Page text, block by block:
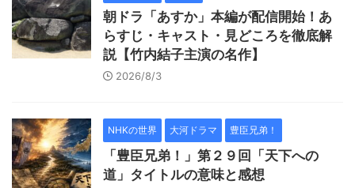
朝ドラ「あすか」本編が配信開始！あ
らすじ・キャスト・見どころを徹底解
説【竹内結子主演の名作】
2026/8/3
NHKの世界 大河ドラマ 豊臣兄弟！
「豊臣兄弟！」第２９回「天下への
道」タイトルの意味と感想